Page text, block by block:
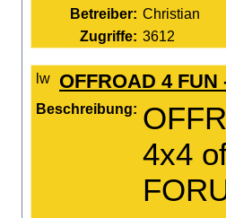
Betreiber: Christian
Zugriffe: 3612
OFFROAD 4
Beschreibung:
4x4